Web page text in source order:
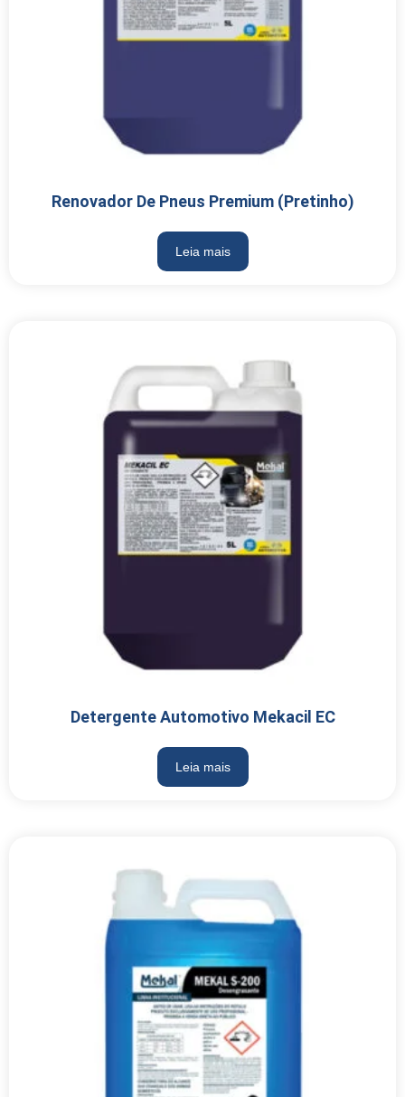
Renovador De Pneus Premium (Pretinho)
Leia mais
Detergente Automotivo Mekacil EC
Leia mais